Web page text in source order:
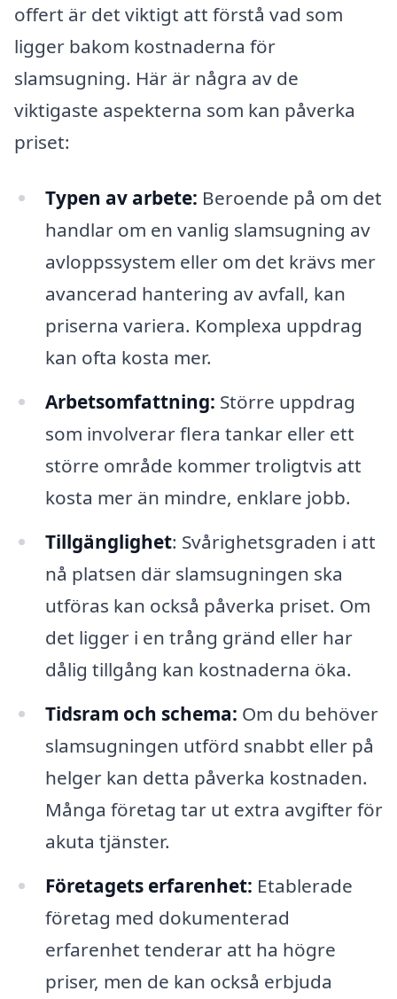
offert är det viktigt att förstå vad som
ligger bakom kostnaderna för
slamsugning. Här är några av de
viktigaste aspekterna som kan påverka
priset:
Typen av arbete: Beroende på om det
handlar om en vanlig slamsugning av
avloppssystem eller om det krävs mer
avancerad hantering av avfall, kan
priserna variera. Komplexa uppdrag
kan ofta kosta mer.
Arbetsomfattning: Större uppdrag
som involverar flera tankar eller ett
större område kommer troligtvis att
kosta mer än mindre, enklare jobb.
Tillgänglighet: Svårighetsgraden i att
nå platsen där slamsugningen ska
utföras kan också påverka priset. Om
det ligger i en trång gränd eller har
dålig tillgång kan kostnaderna öka.
Tidsram och schema: Om du behöver
slamsugningen utförd snabbt eller på
helger kan detta påverka kostnaden.
Många företag tar ut extra avgifter för
akuta tjänster.
Företagets erfarenhet: Etablerade
företag med dokumenterad
erfarenhet tenderar att ha högre
priser, men de kan också erbjuda